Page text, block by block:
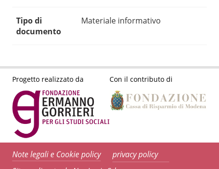
Tipo di
documento
Materiale informativo
Progetto realizzato da Con il contributo di
Note legali e Cookie policy
privacy policy